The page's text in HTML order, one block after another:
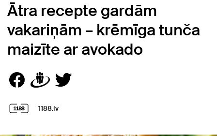
Ātra recepte gardām
vakariņām – krēmīga tunča
maizīte ar avokado
1188.lv